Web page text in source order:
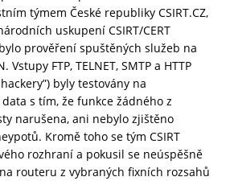
týmem České republiky CSIRT.CZ,
uskupení CSIRT/CERT
prověření spuštěných služeb na
FTP, TELNET, SMTP a HTTP
byly testovány na
s tím, že funkce žádného z
narušena, ani nebylo zjištěno
Kromě toho se tým CSIRT
rozhraní a pokusil se neúspěšně
routeru z vybraných fixních rozsahů